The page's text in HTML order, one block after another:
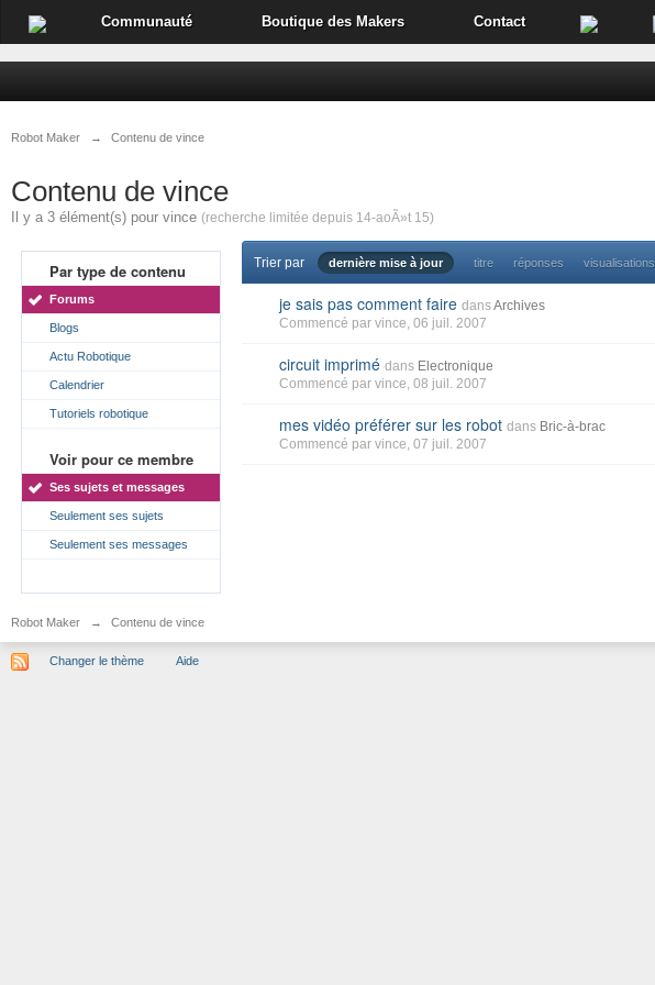
Communauté Boutique des Makers Contact
Robot Maker → Contenu de vince
Contenu de vince
Il y a 3 élément(s) pour vince (recherche limitée depuis 14-aoÃ»t 15)
Par type de contenu
Forums
Blogs
Actu Robotique
Calendrier
Tutoriels robotique
Voir pour ce membre
Ses sujets et messages
Seulement ses sujets
Seulement ses messages
Trier par dernière mise à jour titre réponses visualisations
je sais pas comment faire dansArchives
Commencé par vince, 06 juil. 2007
circuit imprimé dans Electronique
Commencé par vince, 08 juil. 2007
mes vidéo préférer sur les robot dans Bric-à-brac
Commencé par vince, 07 juil. 2007
Robot Maker → Contenu de vince
Changer le thème Aide